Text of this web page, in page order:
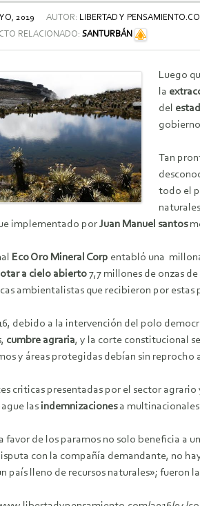
2019 AUTOR: LIBERTAD Y
RELACIONADO: SANTURBÁN
Luego
la
del
Tan
todo el
implementado porJuan Manuel santos
Eco Oro Mineral Corp entabló una
a cielo abierto7,7 millones de onzas
ambientalistas que recibieron por
debido a la intervención del polo
cumbre agraria, y la corte constitucional
y áreas protegidas debían sin reprocho
criticas presentadas por el sector
las indemnizacionesa multinacionales
favor de los paramos no solo beneficia a
con la compañía demandante, no
país lleno de recursos naturales»; fueron